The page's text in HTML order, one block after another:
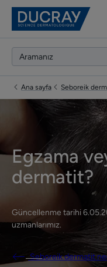
Ana sayfa Seboreik
Egzama
dermatit?
Güncellenme tarihi
uzmanlarımız.
Seboreik dermatit